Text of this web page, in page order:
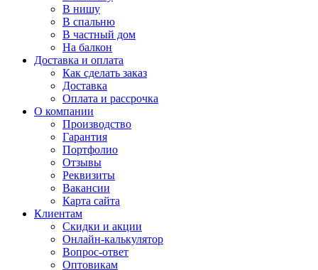
В нишу
В спальню
В частный дом
На балкон
Доставка и оплата
Как сделать заказ
Доставка
Оплата и рассрочка
О компании
Производство
Гарантия
Портфолио
Отзывы
Реквизиты
Вакансии
Карта сайта
Клиентам
Скидки и акции
Онлайн-калькулятор
Вопрос-ответ
Оптовикам